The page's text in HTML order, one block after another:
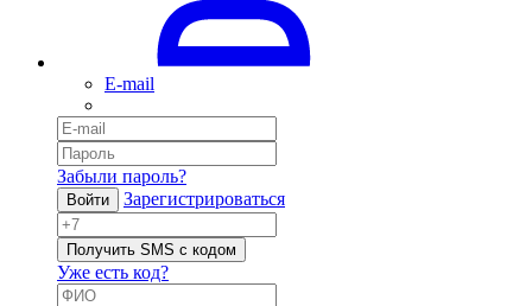
E-mail
Забыли пароль?
Войти Зарегистрироваться
Получить SMS с кодом
Уже есть код?